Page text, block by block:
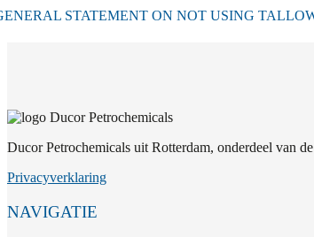
STATEMENT ON NOT USING
Ducor Petrochemicals uit Rotterdam, onderdeel van
Privacyverklaring
NAVIGATIE